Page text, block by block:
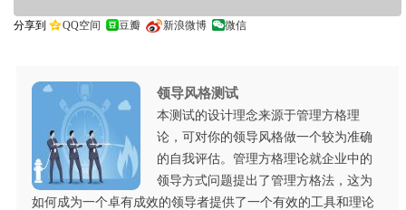
分享到 QQ空间 豆瓣 新浪微博 微信
领导风格测试
本测试的设计理念来源于管理方格理
论，可对你的领导风格做一个较为准确
的自我评估。管理方格理论就企业中的
领导方式问题提出了管理方格法，这为
如何成为一个卓有成效的领导者提供了一个有效的工具和理论